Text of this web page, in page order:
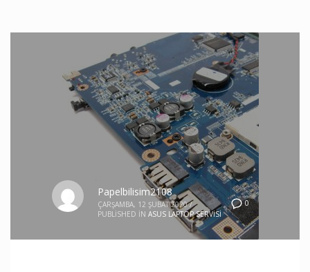
0
Papelbilisim2108
ÇARŞAMBA, 12 ŞUBAT 2020 /
PUBLISHED IN ASUS LAPTOP SERVISI